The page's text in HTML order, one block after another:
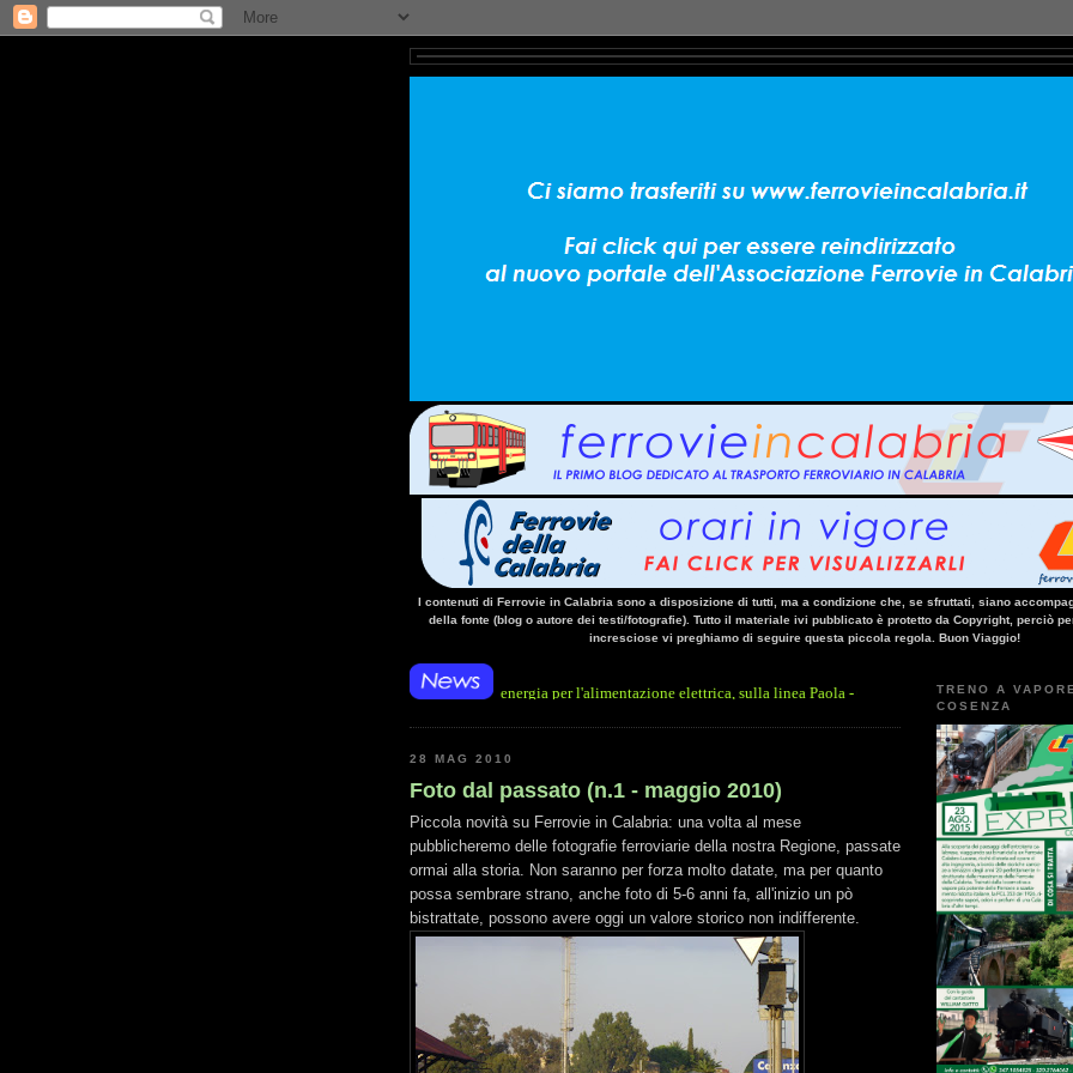
I contenuti di Ferrovie in Calabria sono a disposizione di tutti, ma a condizione che, se sfruttati, siano
della fonte (blog o autore dei testi/fotografie). Tutto il materiale ivi pubblicato è protetto da Copyright, perciò
incresciose vi preghiamo di seguire questa piccola regola. Buon Viaggio!
• 14/10/14 • La mancanza di energia per l'alimentazione elettrica, sulla linea Paola - Cosenza, causa l'arresto improvviso
28 MAG 2010
Foto dal passato (n.1 - maggio 2010)
Piccola novità su Ferrovie in Calabria: una volta al mese
pubblicheremo delle fotografie ferroviarie della nostra Regione, passate
ormai alla storia. Non saranno per forza molto datate, ma per quanto
possa sembrare strano, anche foto di 5-6 anni fa, all'inizio un pò
bistrattate, possono avere oggi un valore storico non indifferente.
TRENO A
COSENZA